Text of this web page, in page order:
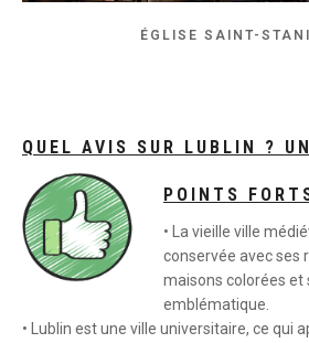
ÉGLISE SAINT-
QUEL AVIS SUR LUBLIN ?
POINTS
• La vieille ville
conservée avec ses
maisons colorées et
emblématique.
• Lublin est une ville universitaire, ce qui